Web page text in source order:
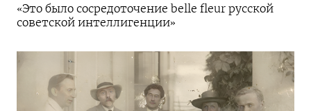
«Это было сосредоточение belle fleur русской
советской интеллигенции»